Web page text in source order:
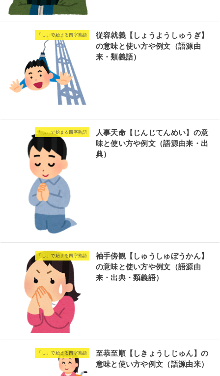
「し」で始まる四字熟語
従容就義【しょうようしゅうぎ】
の意味と使い方や例文（語源由
来・類義語）
「し」で始まる四字熟語
人事天命【じんじてんめい】の意
味と使い方や例文（語源由来・出
典）
「し」で始まる四字熟語
袖手傍観【しゅうしゅぼうかん】
の意味と使い方や例文（語源由
来・出典・類義語）
「し」で始まる四字熟語
至恭至順【しきょうしじゅん】の
意味と使い方や例文（語源由来）